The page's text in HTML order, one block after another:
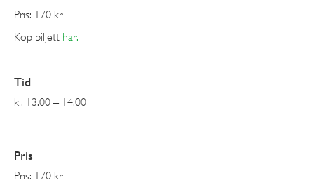
Pris: 170 kr
Köp biljett här.
Tid
kl. 13.00 – 14.00
Pris
Pris: 170 kr